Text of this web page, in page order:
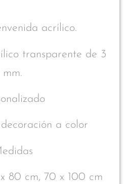
acrílico.
transparente de 3
mm.
a color
80 cm, 70 x 100 cm